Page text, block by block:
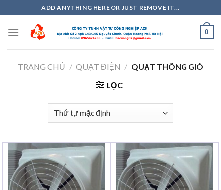
to
content
ADD ANYTHING HERE OR JUST REMOVE IT...
0
TRANG CHỦ / QUẠT ĐIỆN / QUẠT THÔNG GIÓ
LỌC